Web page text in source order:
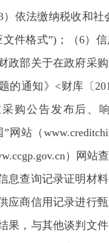
）依法缴纳税收和
文件格式”)；（6）
政部关于在政府采
的通知》<财库〔
购公告发布后、
网站（
）网站
息查询记录证明材
应商信用记录进行
果，与其他谈判文